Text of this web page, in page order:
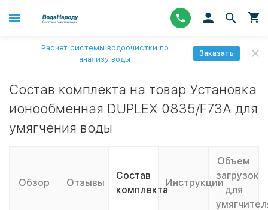
Расчет системы водоочистки по
анализу воды
Заказать
Состав комплекта на товар Установка
ионообменная DUPLEX 0835/F73A для
умягчения воды
Обзор Отзывы
Состав
комплекта
Инструкции
Объем
загрузок
для